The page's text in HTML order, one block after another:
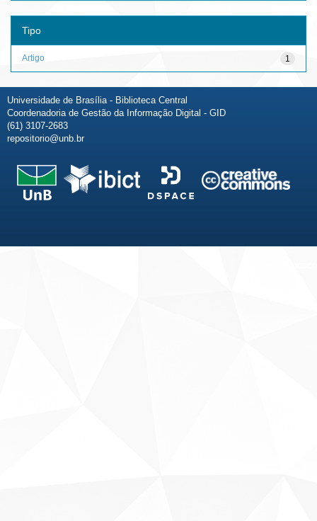
Tipo
1
Artigo
Universidade de Brasília - Biblioteca Central
Coordenadoria de Gestão da Informação Digital - GID
(61) 3107-2683
repositorio@unb.br